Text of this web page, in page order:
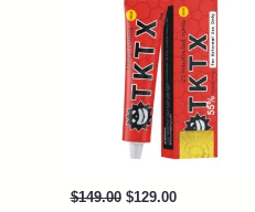
$149.00 Original
$129.00Current